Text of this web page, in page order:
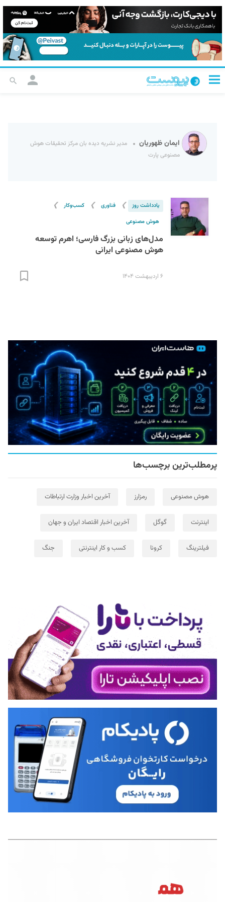
ایمان ظهوریان
مدیر نشریه دیده بان مرکز تحقیقات هوش
مصنوعی پارت
یادداشت روز ❯ فناوری ❯ کسب‌و‌کار ❯
هوش مصنوعی
مدل‌های زبانی بزرگ فارسی؛ اهرم توسعه
هوش مصنوعی ایرانی
۶ اردیبهشت ۱۴۰۴
پرمطلب‌ترین برچسب‌ها
هوش مصنوعی رمزارز آخرین اخبار وزارت ارتباطات
اینترنت گوگل آخرین اخبار اقتصاد ایران و جهان
فیلترینگ کرونا کسب و کار اینترنتی جنگ